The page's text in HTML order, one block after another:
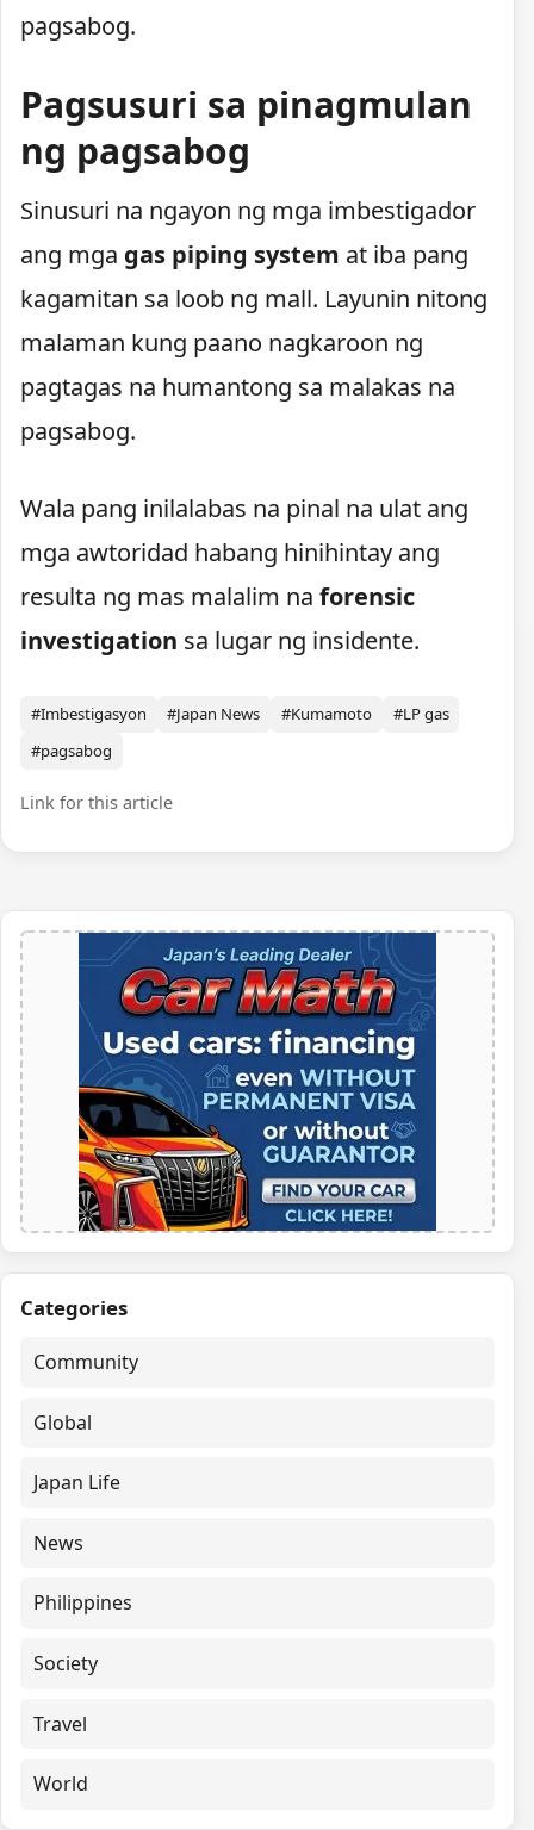
pagsabog.
Pagsusuri sa pinagmulan
ng pagsabog
Sinusuri na ngayon ng mga imbestigador
ang mga gas piping system at iba pang
kagamitan sa loob ng mall. Layunin nitong
malaman kung paano nagkaroon ng
pagtagas na humantong sa malakas na
pagsabog.
Wala pang inilalabas na pinal na ulat ang
mga awtoridad habang hinihintay ang
resulta ng mas malalim na forensic
investigation sa lugar ng insidente.
#Imbestigasyon #Japan News #Kumamoto
#LP gas
#pagsabog
Link for this article
Categories
Community
Global
Japan Life
News
Philippines
Society
Travel
World